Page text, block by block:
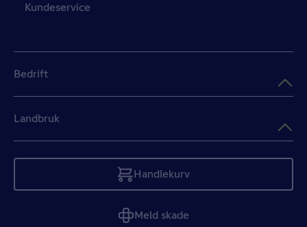
Kundeservice
Bedrift
Landbruk
Handlekurv
Tom
Meld skade